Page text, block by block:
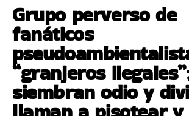
Grupo perverso de
fanáticos
“granjeros
siembran odio y